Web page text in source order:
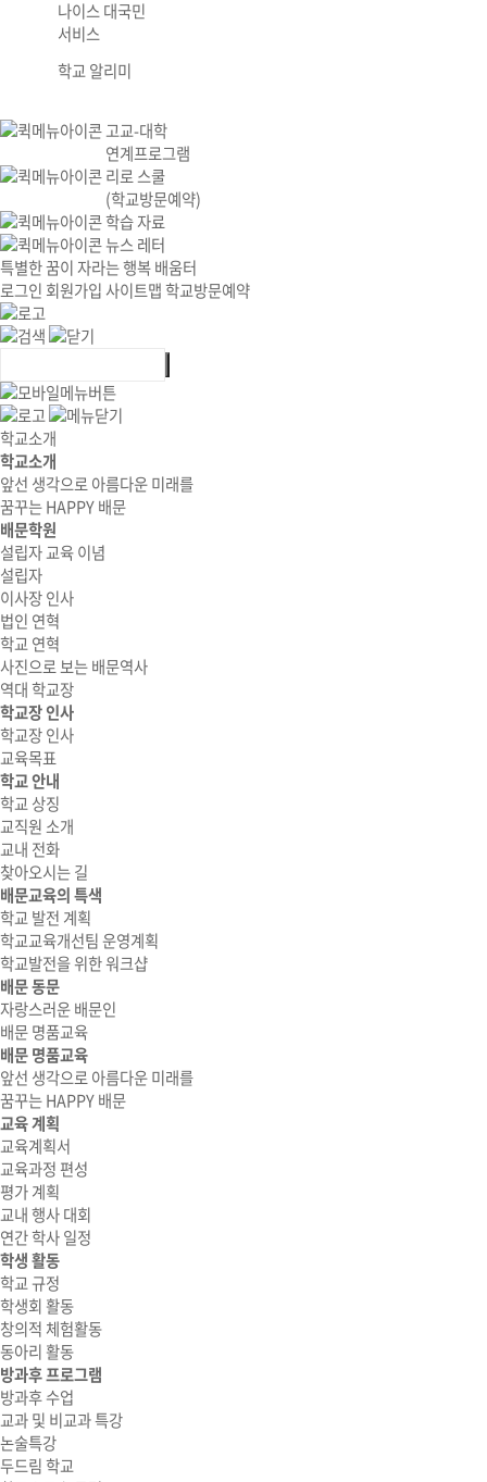
나이스 대국민
서비스
학교 알리미
고교-대학
연계프로그램
리로 스쿨
(학교방문예약)
학습 자료
뉴스 레터
특별한 꿈이 자라는 행복 배움터
로그인 회원가입사이트맵학교방문예약
학교소개
학교소개
앞선 생각으로 아름다운 미래를
꿈꾸는 HAPPY 배문
배문학원
설립자 교육 이념
설립자
이사장 인사
법인 연혁
학교 연혁
사진으로 보는 배문역사
역대 학교장
학교장 인사
학교장 인사
교육목표
학교 안내
학교 상징
교직원 소개
교내 전화
찾아오시는 길
배문교육의 특색
학교 발전 계획
학교교육개선팀 운영계획
학교발전을 위한 워크샵
배문 동문
자랑스러운 배문인
배문 명품교육
배문 명품교육
앞선 생각으로 아름다운 미래를
꿈꾸는 HAPPY 배문
교육 계획
교육계획서
교육과정 편성
평가 계획
교내 행사 대회
연간 학사 일정
학생 활동
학교 규정
학생회 활동
창의적 체험활동
동아리 활동
방과후 프로그램
방과후 수업
교과 및 비교과 특강
논술특강
두드림 학교